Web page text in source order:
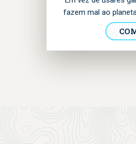
fazem mal ao
opção mais
comprar esta
pensar em ti, e ao